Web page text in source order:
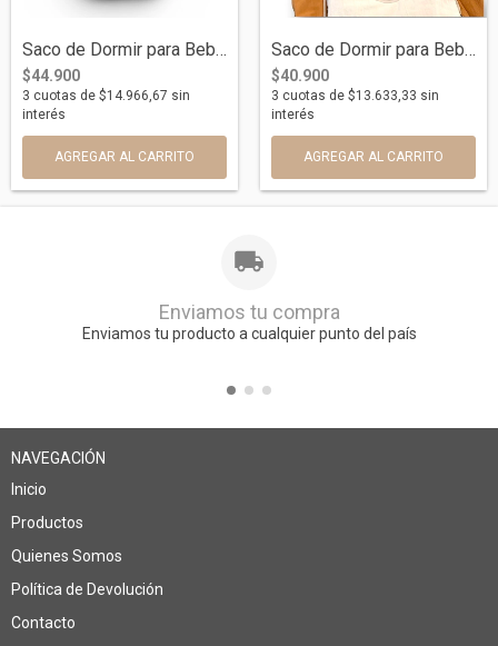
Saco de Dormir para Bebé Otoño/Invierno...
$44.900
3 cuotas de $14.966,67 sin
interés
AGREGAR AL CARRITO
Saco de Dormir para Bebés Primavera/Vera...
$40.900
3 cuotas de $13.633,33 sin
interés
AGREGAR AL CARRITO
Enviamos tu compra
Enviamos tu producto a cualquier punto del país
NAVEGACIÓN
Inicio
Productos
Quienes Somos
Política de Devolución
Contacto